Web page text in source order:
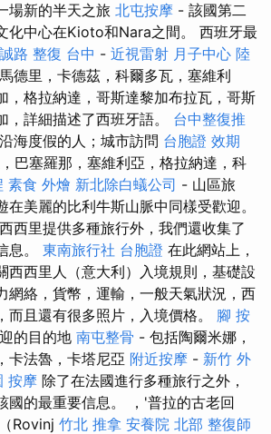
場新的半天之旅 北屯按摩 - 該國第二
化中心在Kioto和Nara之間。 西班牙最
路 整復 台中 - 近視雷射 月子中心 陸
德里，卡德茲，科爾多瓦，塞維利
，格拉納達，哥斯達黎加布拉瓦，哥斯
，詳細描述了西班牙語。 台中整復推
海度假的人；城市訪問 台胞證 效期
巴塞羅那，塞維利亞，格拉納達，科
素食 外燴 新北除白蟻公司 - 山區旅
在美麗的比利牛斯山脈中同樣受歡迎。
西里提供多種旅行外，我們還收集了
息。 東南旅行社 台胞證 在此網站上，
西西里人（意大利）入境規則，基礎設
網絡，貨幣，運輸，一般天氣狀況，西
而且還有很多照片，入境價格。 腳 按
的目的地 南屯整骨 - 包括陶爾米娜，
卡法魯，卡塔尼亞 附近按摩 - 新竹 外
按摩 除了在法國進行多種旅行之外，
國的最重要信息。 ，'普拉的古老回
Rovinj 竹北 推拿 安養院 北部 整復師